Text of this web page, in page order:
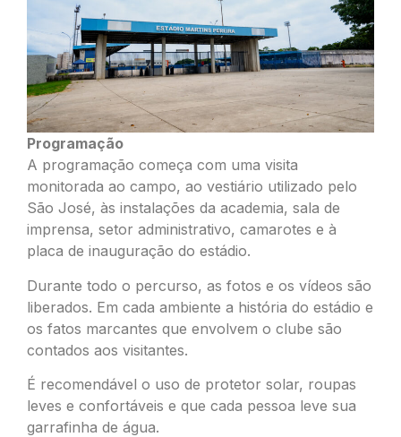
Programação
A programação começa com uma visita
monitorada ao campo, ao vestiário utilizado pelo
São José, às instalações da academia, sala de
imprensa, setor administrativo, camarotes e à
placa de inauguração do estádio.
Durante todo o percurso, as fotos e os vídeos são
liberados. Em cada ambiente a história do estádio e
os fatos marcantes que envolvem o clube são
contados aos visitantes.
É recomendável o uso de protetor solar, roupas
leves e confortáveis e que cada pessoa leve sua
garrafinha de água.